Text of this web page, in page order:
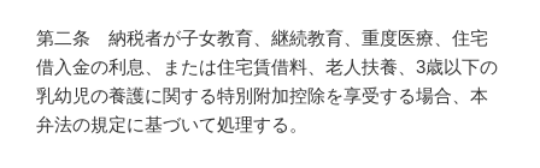
第二条 納税者が子女教育、継続教育、重度医療、住宅
借入金の利息、または住宅賃借料、老人扶養、3歳以下の
乳幼児の養護に関する特別附加控除を享受する場合、本
弁法の規定に基づいて処理する。